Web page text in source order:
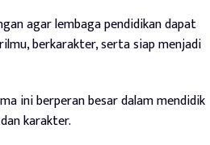
agar lembaga pendidikan dapat
berkarakter, serta siap menjadi
ini berperan besar dalam mendidik
karakter.